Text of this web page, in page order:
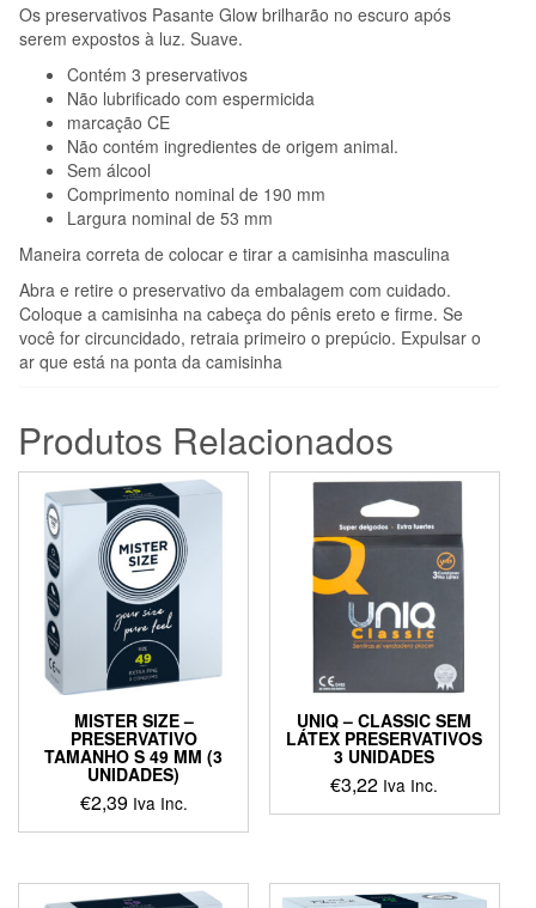
UNIDADES
Os preservativos Pasante Glow brilharão no escuro após
serem expostos à luz. Suave.
Contém 3 preservativos
Não lubrificado com espermicida
marcação CE
Não contém ingredientes de origem animal.
Sem álcool
Comprimento nominal de 190 mm
Largura nominal de 53 mm
Maneira correta de colocar e tirar a camisinha masculina
Abra e retire o preservativo da embalagem com cuidado.
Coloque a camisinha na cabeça do pênis ereto e firme. Se
você for circuncidado, retraia primeiro o prepúcio. Expulsar o
ar que está na ponta da camisinha
Produtos Relacionados
MISTER SIZE –
PRESERVATIVO
TAMANHO S 49 MM (3
UNIDADES)
€2,39 Iva Inc.
UNIQ – CLASSIC SEM
LÁTEX PRESERVATIVOS
3 UNIDADES
€3,22 Iva Inc.